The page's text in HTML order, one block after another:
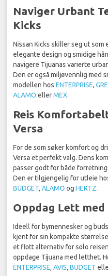
Naviger Urbant
Kicks
Nissan Kicks skiller seg ut
elegante design og smidige
navigere Tijuanas varierte
Den er også miljøvennlig med
modellen hos ENTERPRISE,
ALAMO ellerMEX.
Reis
Versa
For de som søker komfort og
Versa et perfekt valg. Dens
passer godt for både
Den er tilgjengelig for utleie
BUDGET, ALAMO og HERTZ.
Oppdag Lett med
Ideell for bymennesker og
kjent for sin kompakte
et flott alternativ for solo
oppdage Tijuana med letthet.
ENTERPRISE, AVIS, BUDGET